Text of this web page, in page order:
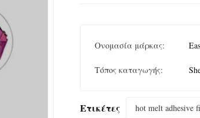
Ονομασία μάρκας:
Τόπος καταγωγής:
Ετικέτες
hot melt adhesive